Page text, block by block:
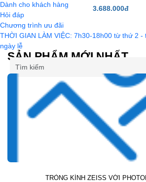
Dành cho khách hàng
Hỏi đáp
Chương trình ưu đãi
THỜI GIAN LÀM VIỆC: 7h30-18h00 từ thứ 2 -
ngày lễ
3.688.000đ
SẢN PHẨM MỚI NHẤT
TRÒNG KÍNH ZEISS VỚI